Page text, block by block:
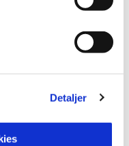
Detaljer
farlige
og slo inn
ballen